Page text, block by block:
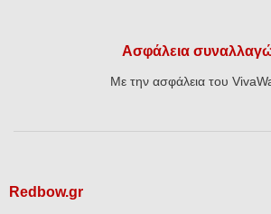
Ασφάλεια
Με την ασφάλεια του
Redbow.gr